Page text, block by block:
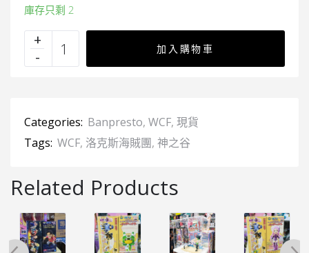
庫存只剩 2
加入購物車
Categories: Banpresto, WCF, 現貨
Tags: WCF, 洛克斯海賊團, 神之谷
Related Products